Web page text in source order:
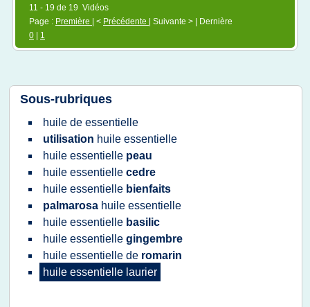
11 - 19 de 19 Vidéos
Page : Première | < Précédente
| Suivante > | Dernière
0
1
Sous-rubriques
huile de essentielle
utilisation huile essentielle
huile essentielle peau
huile essentielle cedre
huile essentielle bienfaits
palmarosa huile essentielle
huile essentielle basilic
huile essentielle gingembre
huile essentielle de romarin
huile essentielle laurier